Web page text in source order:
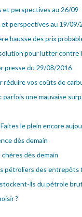
et perspectives au 26/09
perspectives au 19/09/
hausse des prix
pour lutter contre
presse du 29/08/2016
réduire vos coûts de
parfois une mauvaise
le plein encore
dès demain
dès demain
pétroliers des
ils du pétrole
?